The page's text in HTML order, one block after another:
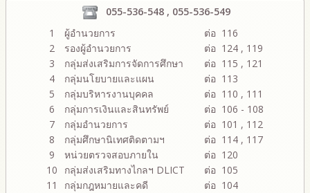
055-536-548 , 055-536-549
1
ผู้อำนวยการ
ต่อ 116
2
รองผู้อำนวยการ
ต่อ 124 , 119
3
กลุ่มส่งเสริมการจัดการศึกษา
ต่อ 115 , 121
4
กลุ่มนโยบายและแผน
ต่อ 113
5
กลุ่มบริหารงานบุคคล
ต่อ 110 , 111
6
กลุ่มการเงินและสินทรัพย์
ต่อ 106 - 108
7
กลุ่มอำนวยการ
ต่อ 101 , 112
8
กลุ่มศึกษานิเทศติดตามฯ
ต่อ 114 , 117
9
หน่วยตรวจสอบภายใน
ต่อ 120
10
กลุ่มส่งเสริมทางไกลฯ DLICT
ต่อ 105
11
กลุ่มกฎหมายและคดี
ต่อ 104